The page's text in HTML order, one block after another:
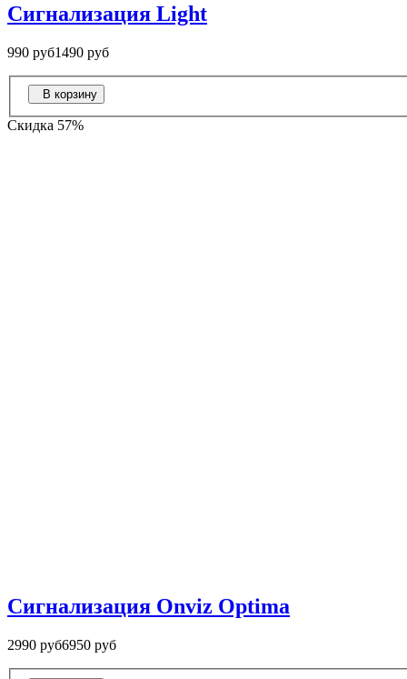
Сигнализация Light
990 руб1490 руб
В корзину
Скидка 57%
Сигнализация Onviz Optima
2990 руб6950 руб